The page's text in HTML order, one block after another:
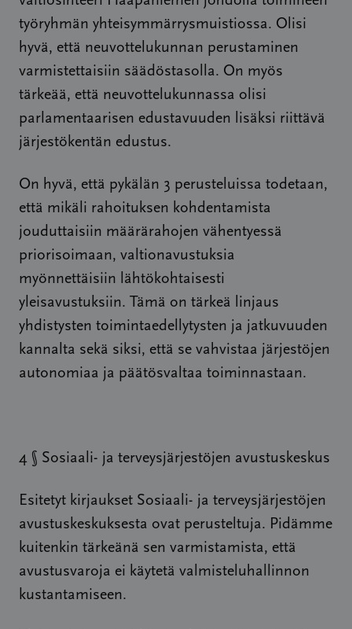
työryhmän yhteisymmärrysmuistiossa. Olisi
hyvä, että neuvottelukunnan perustaminen
varmistettaisiin säädöstasolla. On myös
tärkeää, että neuvottelukunnassa olisi
parlamentaarisen edustavuuden lisäksi riittävä
järjestökentän edustus.
On hyvä, että pykälän 3 perusteluissa todetaan,
että mikäli rahoituksen kohdentamista
jouduttaisiin määrärahojen vähentyessä
priorisoimaan, valtionavustuksia
myönnettäisiin lähtökohtaisesti
yleisavustuksiin. Tämä on tärkeä linjaus
yhdistysten toimintaedellytysten ja jatkuvuuden
kannalta sekä siksi, että se vahvistaa järjestöjen
autonomiaa ja päätösvaltaa toiminnastaan.
4 § Sosiaali- ja terveysjärjestöjen avustuskeskus
Esitetyt kirjaukset Sosiaali- ja terveysjärjestöjen
avustuskeskuksesta ovat perusteltuja. Pidämme
kuitenkin tärkeänä sen varmistamista, että
avustusvaroja ei käytetä valmisteluhallinnon
kustantamiseen.